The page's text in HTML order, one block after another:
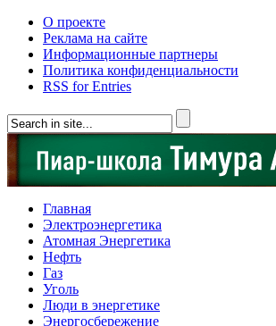
О проекте
Реклама на сайте
Информационные партнеры
Политика конфиденциальности
RSS for Entries
Главная
Электроэнергетика
Атомная Энергетика
Нефть
Газ
Уголь
Люди в энергетике
Энергосбережение